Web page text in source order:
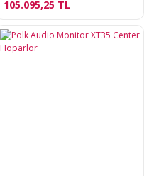
105.095,25 TL